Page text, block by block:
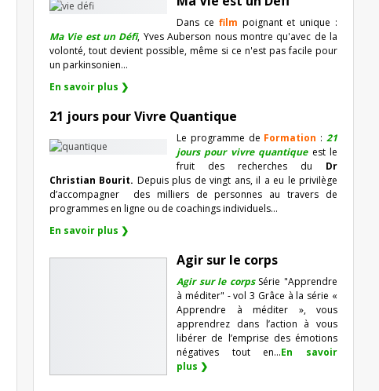
Dans ce film poignant et unique :
Ma Vie est un Défi, Yves Auberson nous montre qu'avec de la
volonté, tout devient possible, même si ce n'est pas facile pour
un parkinsonien…
En savoir plus ❯
21 jours pour Vivre Quantique
Le programme de Formation :21
jours pour vivre quantiqueest le
fruit des recherches du Dr
Christian Bourit. Depuis plus de vingt ans, il a eu le privilège
d’accompagner
des milliers de personnes au travers de
programmes en ligne ou de coachings individuels…
En savoir plus ❯
Agir sur le corps
Agir sur le corpsSérie "Apprendre
à méditer" - vol 3 Grâce à la série «
Apprendre à méditer », vous
apprendrez dans l’action à vous
libérer de l’emprise des émotions
négatives tout en...En savoir
plus ❯